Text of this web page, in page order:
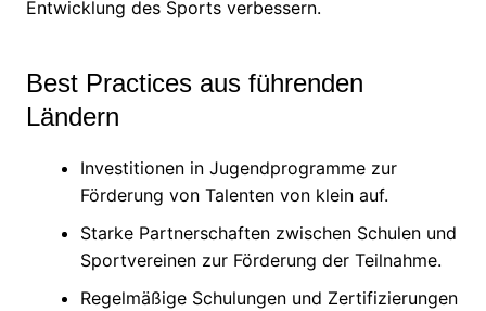
Entwicklung des Sports verbessern.
Best Practices aus führenden
Ländern
Investitionen in Jugendprogramme zur
Förderung von Talenten von klein auf.
Starke Partnerschaften zwischen Schulen und
Sportvereinen zur Förderung der Teilnahme.
Regelmäßige Schulungen und Zertifizierungen